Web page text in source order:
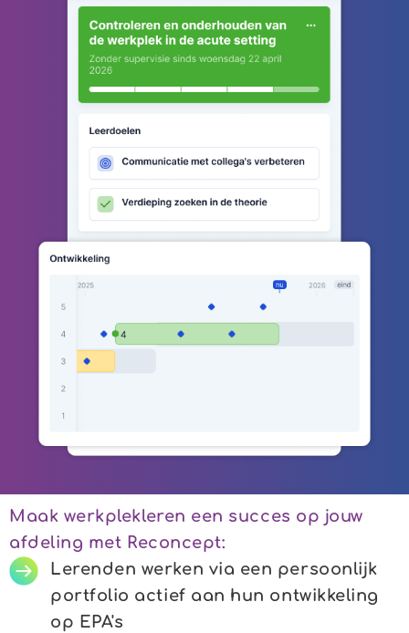
Maak werkplekleren een succes op jouw
afdeling met Reconcept:
Lerenden werken via een persoonlijk
portfolio actief aan hun ontwikkeling
op EPA's